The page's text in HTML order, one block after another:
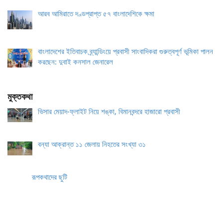
আরব আমিরাতে দণ্ডপ্রাপ্ত ৫৭ বাংলাদেশিকে ক্ষমা
বাংলাদেশের ইতিবাচক ব্র্যান্ডিংয়ে প্রবাসী সাংবাদিকরা গুরুত্বপূর্ণ ভূমিকা পালন
করছেন: দুবাই কনসাল জেনারেল
মুক্তকথা
ভিসার মেয়াদ-ফ্লাইট নিয়ে শঙ্কা, বিমানবন্দরে হাজারো প্রবাসী
বন্যা আক্রান্ত ১১ জেলায় নিহতের সংখ্যা ৩১
রূপকথাদের ছুটি